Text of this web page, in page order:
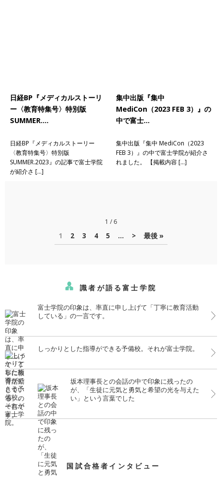
日経BP『メディカルストーリ
ー〈教育特集号〉特別版
SUMMER.…
日経BP『メディカルストーリー
〈教育特集号〉特別版
SUMMER.2023』の記事で富士学院
が紹介さ […]
集中出版『集中
MediCon（2023 FEB 3）』の
中で富士…
集中出版『集中 MediCon（2023
FEB 3）』の中で富士学院が紹介さ
れました。 【掲載内容 […]
1 / 6
1 2 3 4 5 ... > 最後 »
識者が語る富士学院
富士学院の印象は、率直に申し上げて「丁寧に教育活動
している」の一言です。
しっかりとした指導ができる予備校。それが富士学院。
坂本理事長との会話の中で印象に残ったの
が、「生徒に元気と勇気と希望の光を与えた
い」という言葉でした
国試合格者インタビュー